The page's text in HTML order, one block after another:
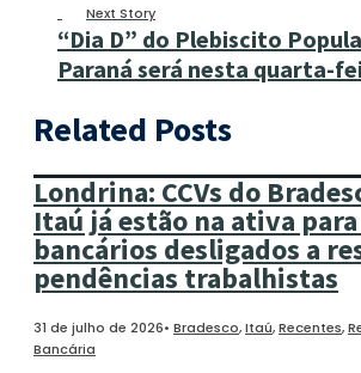
Next Story
“Dia D” do Plebiscito
Paraná será nesta quarta-
Related Posts
Londrina: CCVs do
Itaú já estão na ativa
bancários desligados a
pendências trabalhistas
31 de julho de 2026• Bradesco,Itaú,Recentes,
Bancária